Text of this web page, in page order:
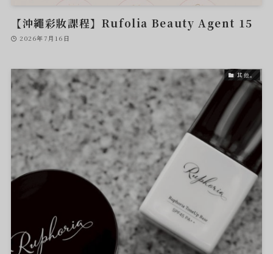
【沖繩彩妝課程】Rufolia Beauty Agent 15
2026年7月16日
其他。